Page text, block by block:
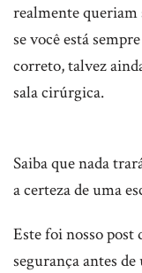
realmente queriam
se você está
correto, talvez
sala cirúrgica.
Saiba que nada
a certeza de uma
Este foi nosso post
segurança antes